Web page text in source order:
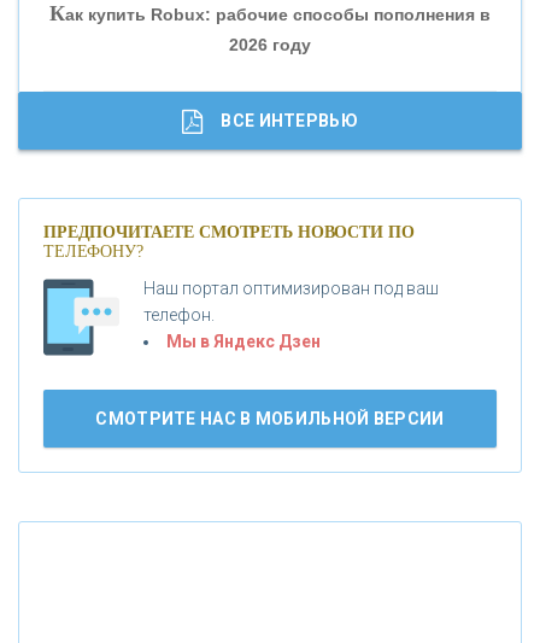
«ГАЗПРОМБАНК»
«МОСКОВСКИЙ КРЕДИТНЫЙ БАНК»
«БАНК ВОЗРОЖДЕНИЕ»
АО «КРЕДИТ ЕВРОПА БАНК»
Как купить Robux: рабочие способы пополнения в
2026 году
Банки.ру обновил логотип впервые за 19 лет -
ВСЕ ИНТЕРВЬЮ
ПРЕДПОЧИТАЕТЕ СМОТРЕТЬ НОВОСТИ ПО
ТЕЛЕФОНУ?
Наш портал оптимизирован под ваш
телефон.
Мы в Яндекс Дзен
СМОТРИТЕ НАС В МОБИЛЬНОЙ ВЕРСИИ